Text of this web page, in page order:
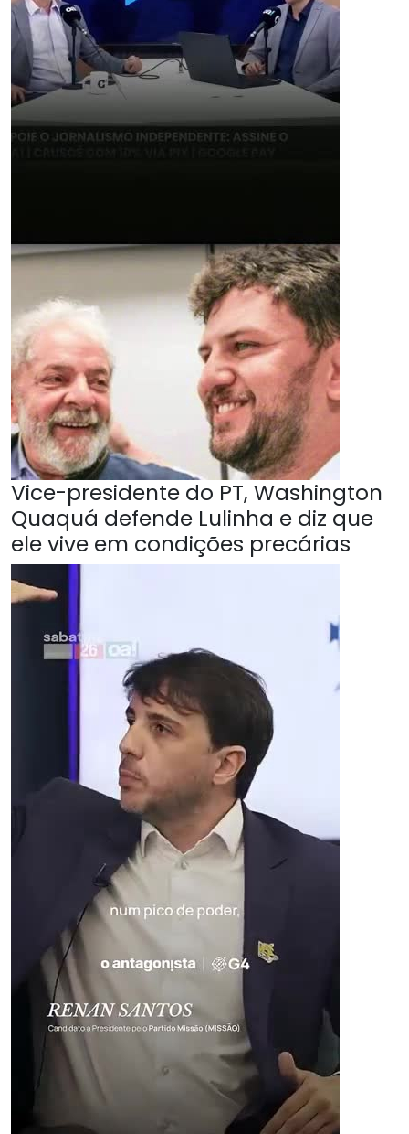
Vice-presidente do PT, Washington
Quaquá defende Lulinha e diz que
ele vive em condições precárias